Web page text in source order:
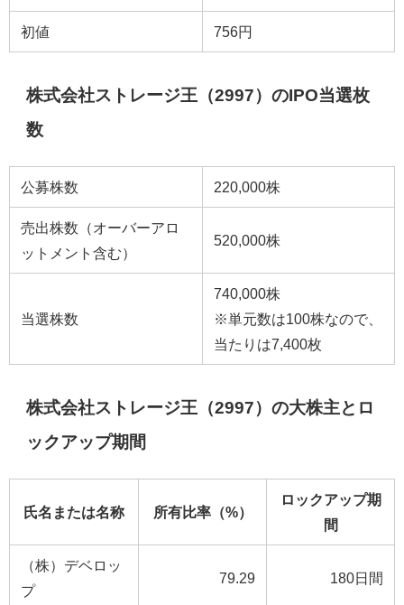
初値 756円
株式会社ストレージ王（2997）のIPO当選枚
数
公募株数 220,000株
売出株数（オーバーアロ
ットメント含む）
520,000株
当選株数
740,000株
※単元数は100株なので、
当たりは7,400枚
株式会社ストレージ王（2997）の大株主とロ
ックアップ期間
氏名または名称 所有比率（%）
ロックアップ期
間
（株）デベロッ
プ
79.29 180日間